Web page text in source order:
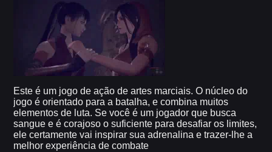
Este é um jogo de ação de artes marciais. O núcleo do
jogo é orientado para a batalha, e combina muitos
elementos de luta. Se você é um jogador que busca
sangue e é corajoso o suficiente para desafiar os limites,
ele certamente vai inspirar sua adrenalina e trazer-lhe a
melhor experiência de combate